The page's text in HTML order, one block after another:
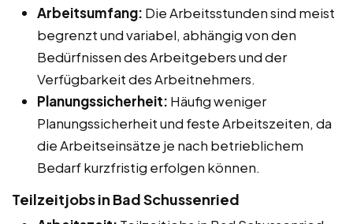
Arbeitsumfang: Die Arbeitsstunden sind meist
begrenzt und variabel, abhängig von den
Bedürfnissen des Arbeitgebers und der
Verfügbarkeit des Arbeitnehmers.
Planungssicherheit: Häufig weniger
Planungssicherheit und feste Arbeitszeiten, da
die Arbeitseinsätze je nach betrieblichem
Bedarf kurzfristig erfolgen können.
Teilzeitjobs in Bad Schussenried